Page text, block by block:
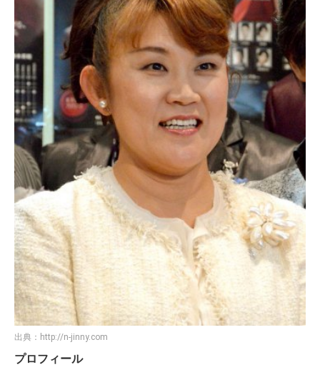
出典： http://n-jinny.com
プロフィール